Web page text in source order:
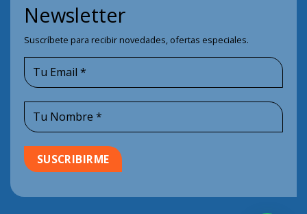
Newsletter
Suscríbete para recibir novedades, ofertas especiales.